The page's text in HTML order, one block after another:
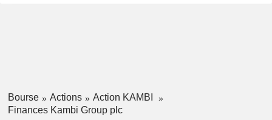
Bourse Actions
Action KAMBI
Finances Kambi Group plc